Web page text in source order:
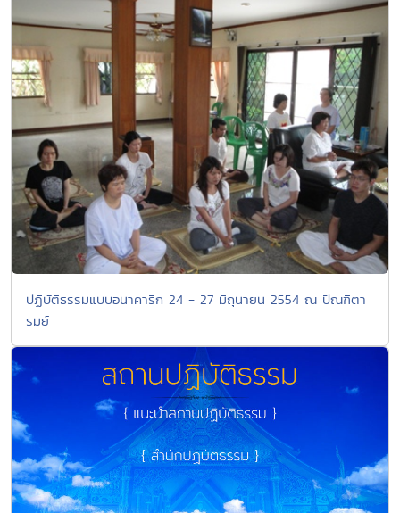
ปฏิบัติธรรมแบบอนาคาริก 24 - 27 มิถุนายน 2554 ณ ปัณฑิตา
รมย์